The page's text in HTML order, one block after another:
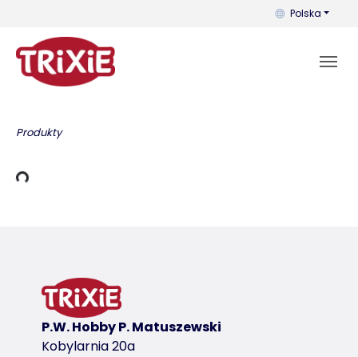
Możesz
Polska
Produkty
P.W. Hobby P. Matuszewski
Kobylarnia 20a